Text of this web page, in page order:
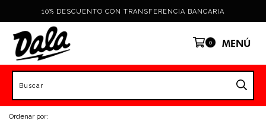
10% DESCUENTO CON TRANSFERENCIA BANCARIA
0 MENÚ
Ordenar por: